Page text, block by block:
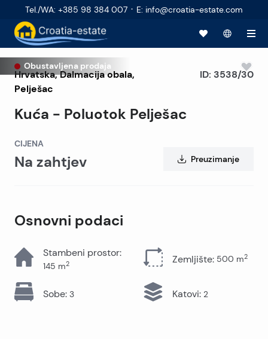
Tel./WA: +385 98 384 007 · E: info@croatia-estate.com
Obustavljena prodaja
Hrvatska,Dalmacija obala,
Pelješac
Kuća - Poluotok Pelješac
ID: 3538/30
CIJENA
Na zahtjev Preuzimanje
Osnovni podaci
Stambeni prostor:
145 m2 Zemljište: 500 m2
Sobe: 3 Katovi: 2